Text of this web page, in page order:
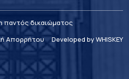
παντός δικαιώματος
Απορρήτου
Developed by WHISKEY